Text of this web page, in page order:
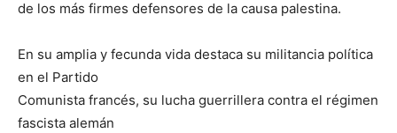
de los más firmes defensores de la causa palestina.
En su amplia y fecunda vida destaca su militancia política
en el Partido
Comunista francés, su lucha guerrillera contra el régimen
fascista alemán